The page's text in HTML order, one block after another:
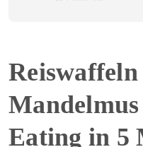
Eating in 5